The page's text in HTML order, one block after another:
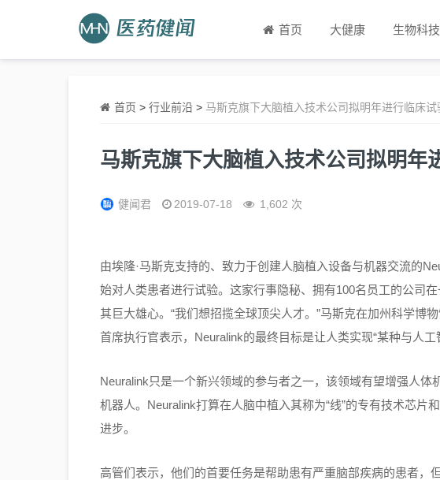
首页 大健康 生物科技
首页 > 行业前沿 > 马斯克旗下大脑植入技术公司拟明年进行临床试
马斯克旗下大脑植入技术公司拟明年
健闻君 2019-07-18 1,602 次
由埃隆·马斯克支持的、致力于创建人脑植入设备与机器交流的
始对人类患者进行试验。这家行事隐秘、拥有100名员工的公司
其巨大雄心。“我们想招揽全球顶尖人才。”马斯克在加州科学博
首席执行官表示，Neuralink的最终目标是让人类实现“某种与人工
Neuralink只是一个新兴领域的参与者之一，该领域有望增强人体
机器人。Neuralink打算在人脑中植入其称为“线”的专有技术芯片
进步。
高管们表示，他们的首要任务是帮助患有严重脑部疾病的患者，